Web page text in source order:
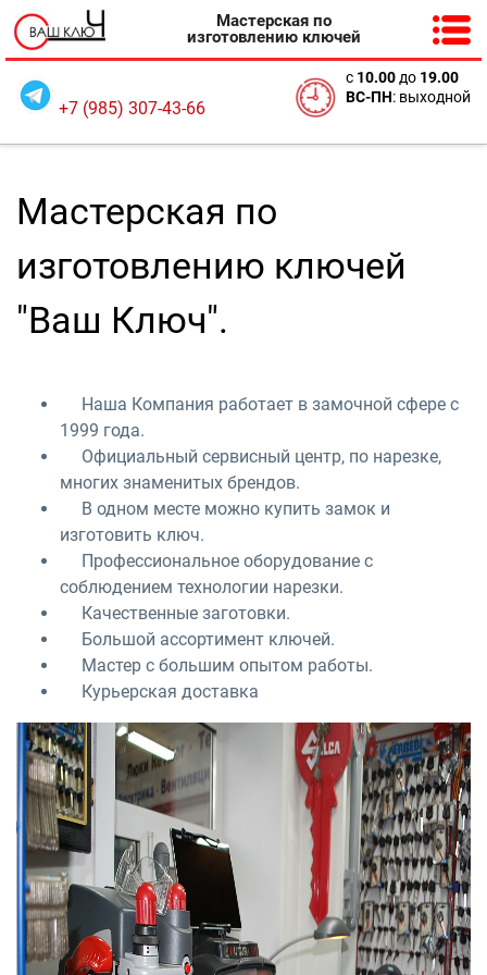
Мастерская по
изготовлению ключей
с 10.00 до 19.00
ВС-ПН: выходной
+7 (985) 307-43-66
Мастерская по
изготовлению ключей
"Ваш Ключ".
Наша Компания работает в замочной сфере с
1999 года.
Официальный сервисный центр, по нарезке,
многих знаменитых брендов.
В одном месте можно купить замок и
изготовить ключ.
Профессиональное оборудование с
соблюдением технологии нарезки.
Качественные заготовки.
Большой ассортимент ключей.
Мастер с большим опытом работы.
Курьерская доставка